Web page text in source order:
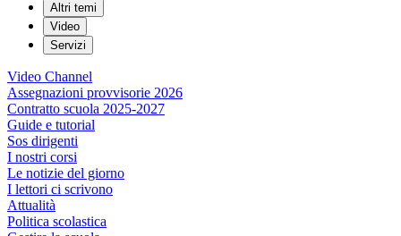
Altri temi
Video
Servizi
Video Channel
Assegnazioni provvisorie 2026
Contratto scuola 2025-2027
Guide e tutorial
Sos dirigenti
I nostri corsi
Le notizie del giorno
I lettori ci scrivono
Attualità
Politica scolastica